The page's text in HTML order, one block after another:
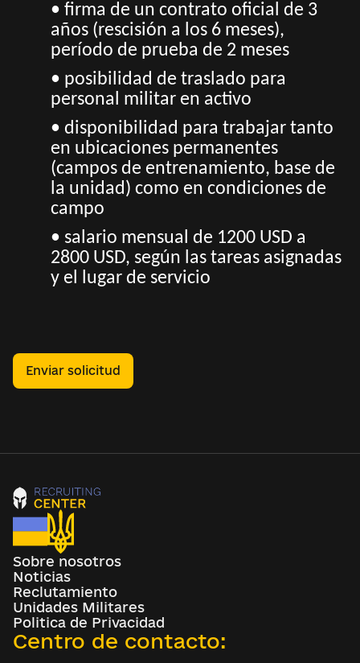
• firma de un contrato oficial de 3
años (rescisión a los 6 meses),
período de prueba de 2 meses
• posibilidad de traslado para
personal militar en activo
• disponibilidad para trabajar tanto
en ubicaciones permanentes
(campos de entrenamiento, base de
la unidad) como en condiciones de
campo
• salario mensual de 1200 USD a
2800 USD, según las tareas asignadas
y el lugar de servicio
Enviar solicitud
Sobre nosotros
Noticias
Reclutamiento
Unidades Militares
Politica de Privacidad
Centro de contacto: